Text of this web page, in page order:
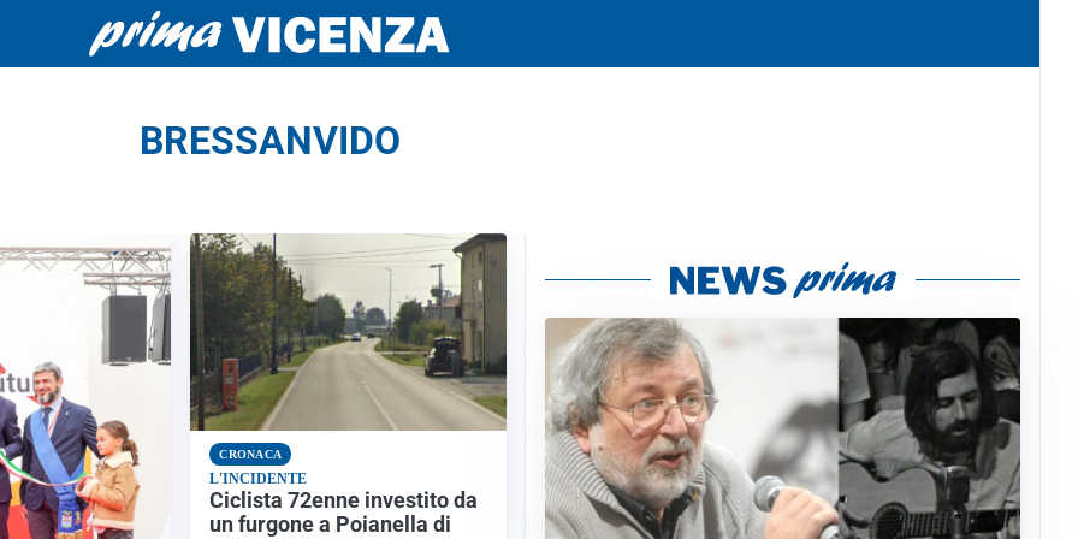
BRESSANVIDO
CRONACA
L'INCIDENTE
Ciclista 72enne investito da
un furgone a Poianella di